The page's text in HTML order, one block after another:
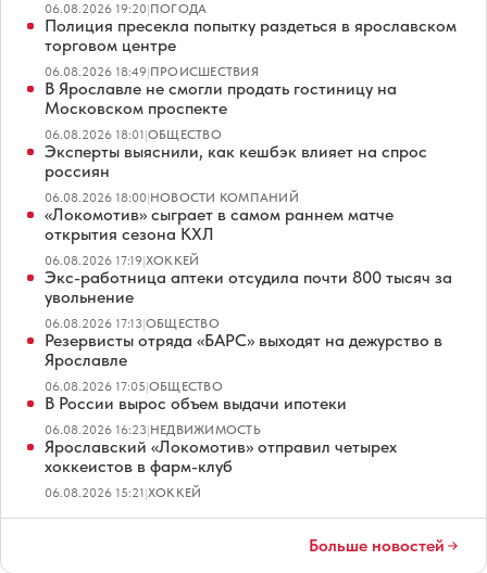
06.08.2026 19:20|ПОГОДА
Полиция пресекла попытку раздеться в ярославском
торговом центре
06.08.2026 18:49|ПРОИСШЕСТВИЯ
В Ярославле не смогли продать гостиницу на
Московском проспекте
06.08.2026 18:01|ОБЩЕСТВО
Эксперты выяснили, как кешбэк влияет на спрос
россиян
06.08.2026 18:00|НОВОСТИ КОМПАНИЙ
«Локомотив» сыграет в самом раннем матче
открытия сезона КХЛ
06.08.2026 17:19|ХОККЕЙ
Экс-работница аптеки отсудила почти 800 тысяч за
увольнение
06.08.2026 17:13|ОБЩЕСТВО
Резервисты отряда «БАРС» выходят на дежурство в
Ярославле
06.08.2026 17:05|ОБЩЕСТВО
В России вырос объем выдачи ипотеки
06.08.2026 16:23|НЕДВИЖИМОСТЬ
Ярославский «Локомотив» отправил четырех
хоккеистов в фарм-клуб
06.08.2026 15:21|ХОККЕЙ
Больше новостей